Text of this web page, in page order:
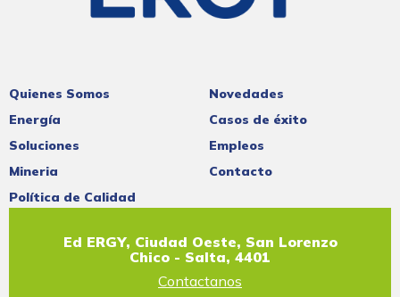
Quienes Somos
Energía
Soluciones
Mineria
Política de Calidad
Novedades
Casos de éxito
Empleos
Contacto
Ed ERGY, Ciudad Oeste, San Lorenzo
Chico - Salta, 4401
Contactanos